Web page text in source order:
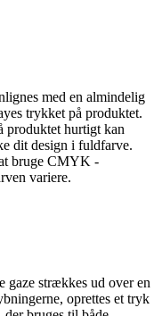
med en almindelig
trykket på produktet.
produktet hurtigt kan
dit design i fuldfarve.
at bruge CMYK -
variere.
gaze strækkes ud over en
oprettes et tryk